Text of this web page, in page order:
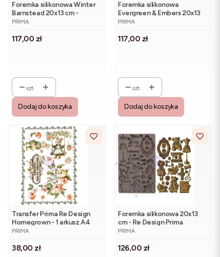
Foremka silikonowa Winter
Barnstead 20x13 cm -
Re·Design Prima
PRODUCENT
PRIMA
Cena
117,00 zł
szt.
Dodaj do koszyka
Foremka silikonowa
Evergreen & Embers 20x13
cm - Re·Design Prima
PRODUCENT
PRIMA
Cena
117,00 zł
szt.
Dodaj do koszyka
Transfer Prima Re·Design
Homegrown - 1 arkusz A4
PRODUCENT
PRIMA
Cena
38,00 zł
Foremka silikonowa 20x13
cm - Re·Design Prima
Buttons & Keepsakes
PRODUCENT
PRIMA
Cena
126,00 zł